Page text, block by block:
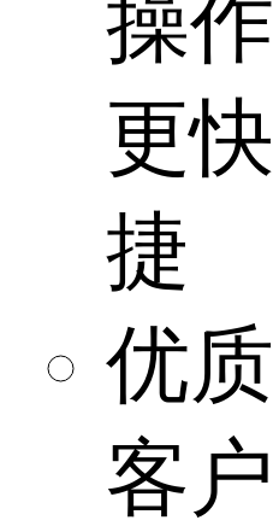
操作
更快
捷
优质
客户